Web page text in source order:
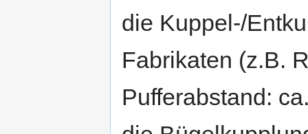
die Kuppel-/
Fabrikaten (z.B.
Pufferabstand: